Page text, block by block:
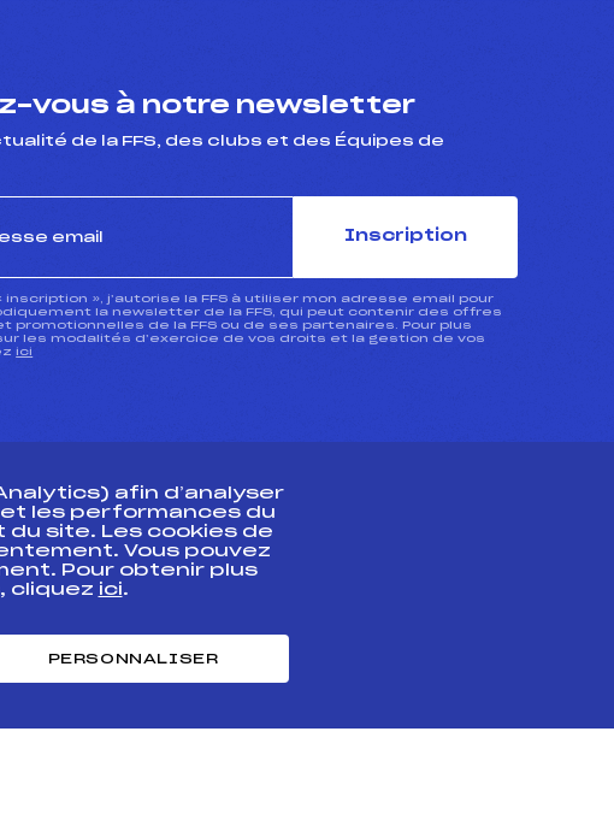
vous à notre newsletter
de la FFS, des clubs et des Équipes de
Inscription
inscription », j’autorise la FFS à utiliser mon adresse email pour
la newsletter de la FFS, qui peut contenir des offres
promotionnelles de la FFS ou de ses partenaires. Pour plus
les modalités d’exercice de vos droits et la gestion de vos
ici
de l’athlète
professionnel
afin d’analyser
les performances du
site. Les cookies de
Vous pouvez
Pour obtenir plus
cliquez ici.
PERSONNALISER